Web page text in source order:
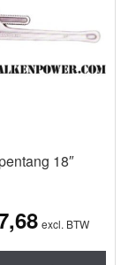
18″
excl. BTW